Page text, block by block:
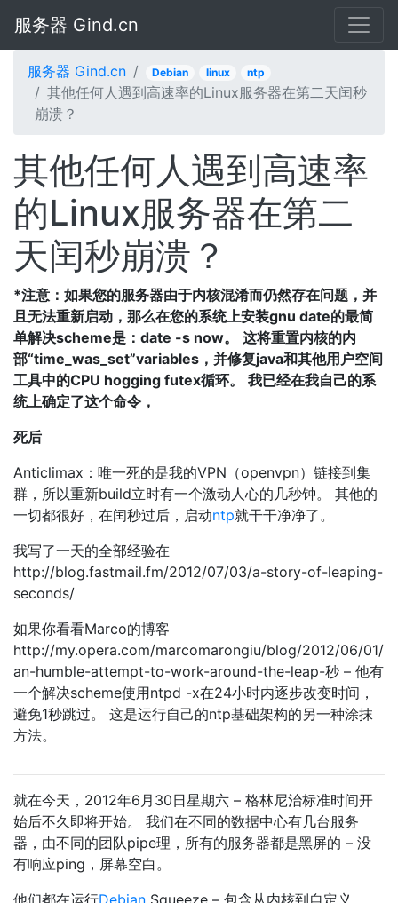
服务器 Gind.cn
服务器 Gind.cn Debian linux ntp
其他任何人遇到高速率的Linux服务器在第二天闰秒
崩溃？
其他任何人遇到高速率
的Linux服务器在第二
天闰秒崩溃？
*注意：如果您的服务器由于内核混淆而仍然存在问题，并
且无法重新启动，那么在您的系统上安装gnu date的最简
单解决scheme是：date -s now。
这将重置内核的内
部“time_was_set”variables，并修复java和其他用户空间
工具中的CPU hogging futex循环。
我已经在我自己的系
统上确定了这个命令，
死后
Anticlimax：唯一死的是我的VPN（openvpn）链接到集
群，所以重新build立时有一个激动人心的几秒钟。 其他的
一切都很好，在闰秒过后，启动ntp就干干净净了。
我写了一天的全部经验在
http://blog.fastmail.fm/2012/07/03/a-story-of-leaping-
seconds/
如果你看看Marco的博客
http://my.opera.com/marcomarongiu/blog/2012/06/01/
an-humble-attempt-to-work-around-the-leap-秒 – 他有
一个解决scheme使用ntpd -x在24小时内逐步改变时间，
避免1秒跳过。 这是运行自己的ntp基础架构的另一种涂抹
方法。
就在今天，2012年6月30日星期六 – 格林尼治标准时间开
始后不久即将开始。 我们在不同的数据中心有几台服务
器，由不同的团队pipe理，所有的服务器都是黑屏的 – 没
有响应ping，屏幕空白。
他们都在运行Debian Squeeze – 包含从内核到自定义